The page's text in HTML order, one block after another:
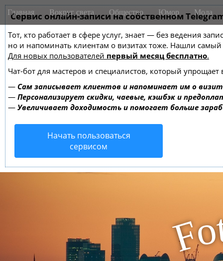
Сервис онлайн-записи на собственном
Тот, кто работает в сфере услуг, знает — без ведения
но и напоминать клиентам о визитах тоже. Нашли
Для новых пользователей первый месяц бесплатно.
Чат-бот для мастеров и специалистов, который упрощает
— Сам записывает клиентов и напоминает им о
— Персонализирует скидки, чаевые, кэшбэк и
— Увеличивает доходимость и помогает больше
Начать пользоваться
сервисом
M
a
n
m
e
n
u
i
Главная Вокруг света Общество Юмор Мода
Fo